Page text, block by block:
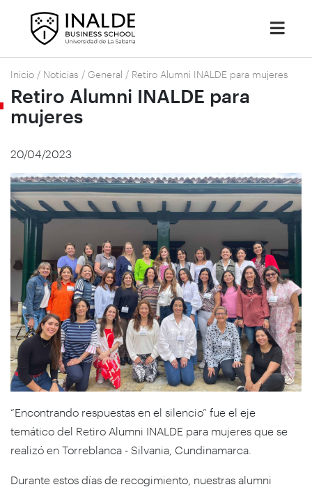
Inicio / Noticias / General / Retiro Alumni INALDE para mujeres
Retiro Alumni INALDE para
mujeres
20/04/2023
“Encontrando respuestas en el silencio” fue el eje
temático del Retiro Alumni INALDE para mujeres que se
realizó en Torreblanca - Silvania, Cundinamarca.
Durante estos días de recogimiento, nuestras alumni